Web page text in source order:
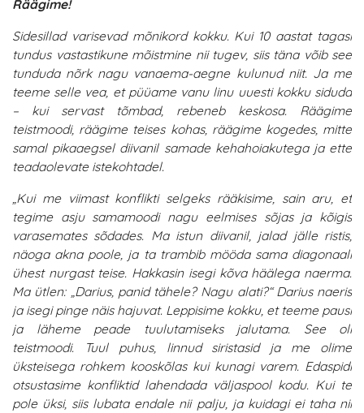
Räägime!
Sidesillad varisevad mõnikord kokku. Kui 10 aastat tagasi
tundus vastastikune mõistmine nii tugev, siis täna võib see
tunduda nõrk nagu vanaema-aegne kulunud niit. Ja me
teeme selle vea, et püüame vanu linu uuesti kokku siduda
– kui servast tõmbad, rebeneb keskosa. Räägime
teistmoodi, räägime teises kohas, räägime kogedes, mitte
samal pikaaegsel diivanil samade kehahoiakutega ja ette
teadaolevate istekohtadel.
„Kui me viimast konflikti selgeks rääkisime, sain aru, et
tegime asju samamoodi nagu eelmises sõjas ja kõigis
varasemates sõdades. Ma istun diivanil, jalad jälle ristis,
näoga akna poole, ja ta trambib mööda sama diagonaali
ühest nurgast teise. Hakkasin isegi kõva häälega naerma.
Ma ütlen: „Darius, panid tähele? Nagu alati?“ Darius naeris
ja isegi pinge näis hajuvat. Leppisime kokku, et teeme pausi
ja läheme peade tuulutamiseks jalutama. See oli
teistmoodi. Tuul puhus, linnud siristasid ja me olime
üksteisega rohkem kooskõlas kui kunagi varem. Edaspidi
otsustasime konfliktid lahendada väljaspool kodu. Kui te
pole üksi, siis lubata endale nii palju, ja kuidagi ei taha nii